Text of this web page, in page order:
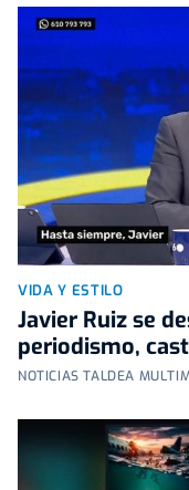
VIDA Y ESTILO
Javier Ruiz se
periodismo,
NOTICIAS TALDEA